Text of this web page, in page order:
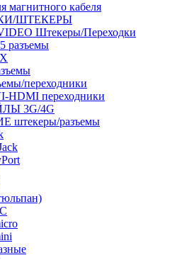
магнитного кабеля
ШТЕКЕРЫ
Штекеры/Переходки
разъемы
переходники
HDMI переходники
3G/4G
штекеры/разъемы